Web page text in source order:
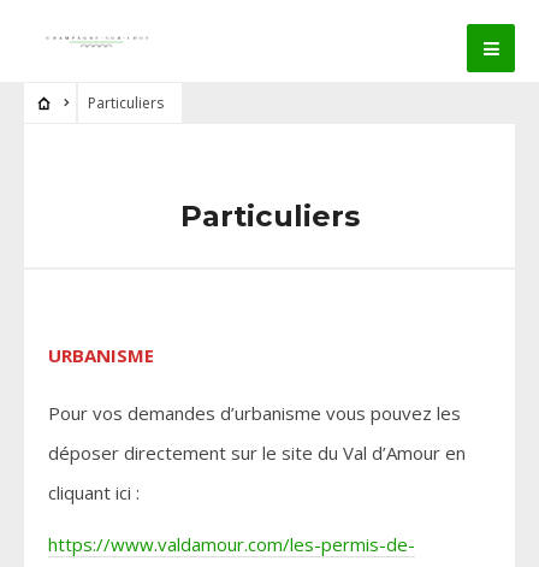
Particuliers
Particuliers
URBANISME
Pour vos demandes d’urbanisme vous pouvez les
déposer directement sur le site du Val d’Amour en
cliquant ici :
https://www.valdamour.com/les-permis-de-